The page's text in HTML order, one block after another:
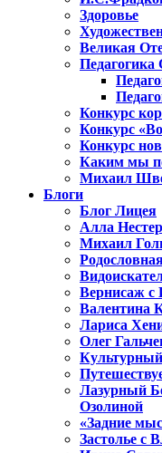
Здоровье
Великая
Конкурс
Конкурс
Конкурс
Каким мы
Михаил
Блоги
Блог Лицея
Алла
Михаил
Вернисаж с
Валентина
Лариса
Олег
Лазурный
Озолиной
«Задние
Застолье с